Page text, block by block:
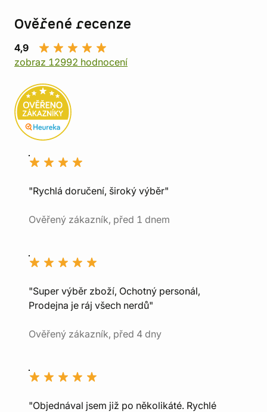
Ověřené recenze
4,9
zobraz 12992 hodnocení
"Rychlá doručení, široký výběr"
Ověřený zákazník, před 1 dnem
"Super výběr zboží, Ochotný personál,
Prodejna je ráj všech nerdů"
Ověřený zákazník, před 4 dny
"Objednával jsem již po několikáté. Rychlé